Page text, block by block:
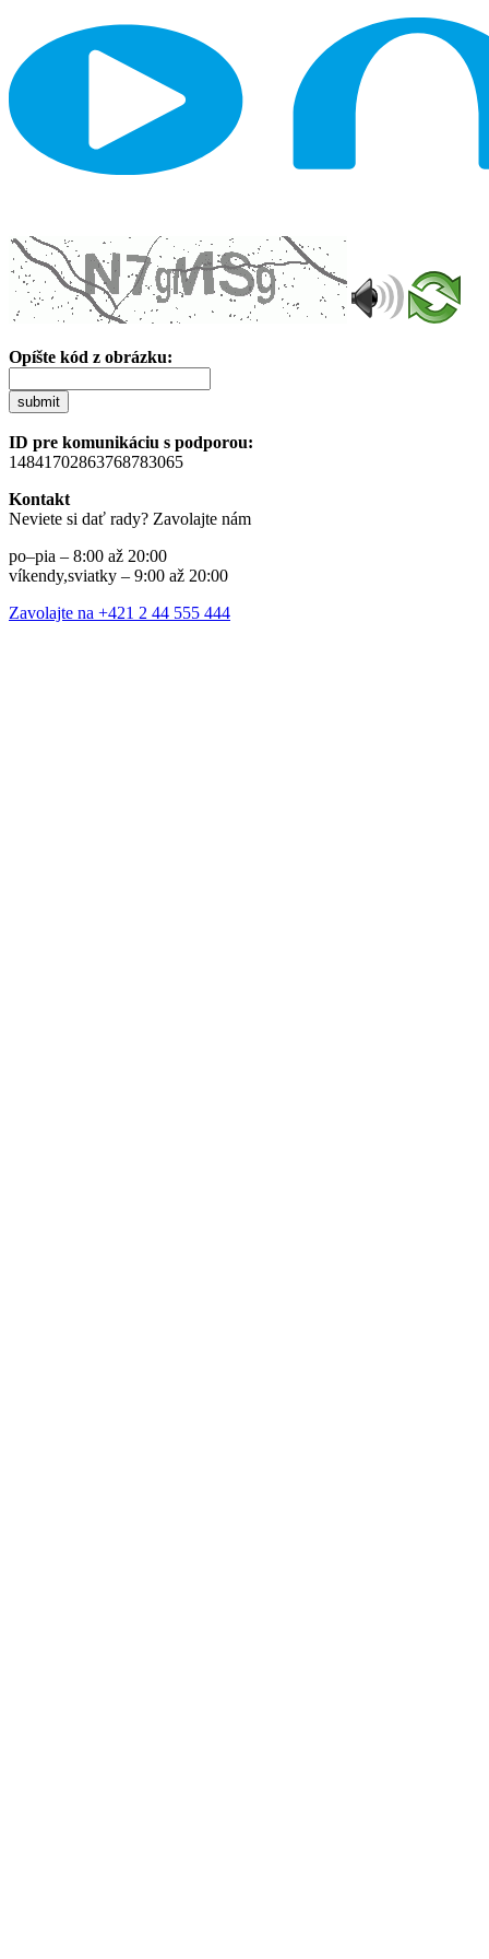
Opíšte kód z obrázku:
submit
ID pre komunikáciu s podporou:
14841702863768783065
Kontakt
Neviete si dať rady? Zavolajte nám
po–pia – 8:00 až 20:00
víkendy,sviatky – 9:00 až 20:00
Zavolajte na +421 2 44 555 444